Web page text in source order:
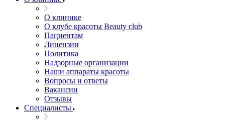
О клинике
О клубе красоты Beauty club
Пациентам
Лицензии
Политика
Надзорные организации
Наши аппараты красоты
Вопросы и ответы
Вакансии
Отзывы
Специалисты